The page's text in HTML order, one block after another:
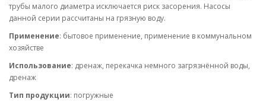
трубы малого диаметра исключается риск засорения. Насосы
данной серии рассчитаны на грязную воду.
Применение: бытовое применение, применение в коммунальном
хозяйстве
Использование: дренаж, перекачка немного загрязнённой воды,
дренаж
Тип продукции: погружные